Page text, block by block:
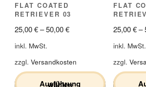
Varianten
Die
Optionen
auf
der
Varianten
Die
Optionen
auf
der
FLAT COATED
RETRIEVER 03
25,00€–50,00€
inkl. MwSt.
zzgl. Versandkosten
Ausführung wählen
FLAT
25,00€–
inkl. MwSt.
zzgl.